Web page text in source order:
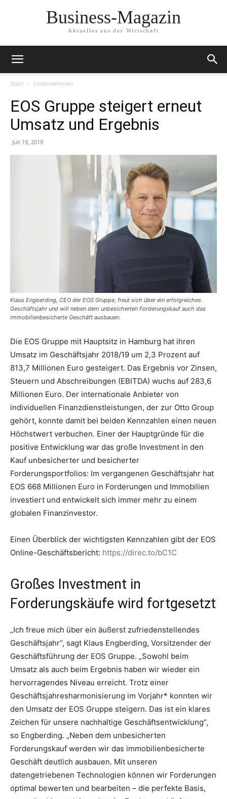
Business-Magazin
Aktuelles aus der Wirtschaft
Start Unternehmen
EOS Gruppe steigert erneut
Umsatz und Ergebnis
Juli 19, 2019
Klaus Engberding, CEO der EOS Gruppe, freut sich über ein erfolgreiches
Geschäftsjahr und will neben dem unbesicherten Forderungskauf auch das
immobilienbesicherte Geschäft ausbauen.
Die EOS Gruppe mit Hauptsitz in Hamburg hat ihren
Umsatz im Geschäftsjahr 2018/19 um 2,3 Prozent auf
813,7 Millionen Euro gesteigert. Das Ergebnis vor Zinsen,
Steuern und Abschreibungen (EBITDA) wuchs auf 283,6
Millionen Euro. Der internationale Anbieter von
individuellen Finanzdienstleistungen, der zur Otto Group
gehört, konnte damit bei beiden Kennzahlen einen neuen
Höchstwert verbuchen. Einer der Hauptgründe für die
positive Entwicklung war das große Investment in den
Kauf unbesicherter und besicherter
Forderungsportfolios: Im vergangenen Geschäftsjahr hat
EOS 668 Millionen Euro in Forderungen und Immobilien
investiert und entwickelt sich immer mehr zu einem
globalen Finanzinvestor.
Einen Überblick der wichtigsten Kennzahlen gibt der EOS
Online-Geschäftsbericht: https://direc.to/bC1C
Großes Investment in
Forderungskäufe wird fortgesetzt
„Ich freue mich über ein äußerst zufriedenstellendes
Geschäftsjahr“, sagt Klaus Engberding, Vorsitzender der
Geschäftsführung der EOS Gruppe. „Sowohl beim
Umsatz als auch beim Ergebnis haben wir wieder ein
hervorragendes Niveau erreicht. Trotz einer
Geschäftsjahresharmonisierung im Vorjahr* konnten wir
den Umsatz der EOS Gruppe steigern. Das ist ein klares
Zeichen für unsere nachhaltige Geschäftsentwicklung“,
so Engberding. „Neben dem unbesicherten
Forderungskauf werden wir das immobilienbesicherte
Geschäft deutlich ausbauen. Mit unseren
datengetriebenen Technologien können wir Forderungen
optimal bewerten und bearbeiten – die perfekte Basis,